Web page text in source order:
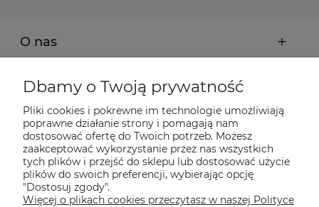
O nas
Moje konto
Płatności i dostawa
Pomoc
Informacje
Dbamy o Twoją prywatność
Pliki cookies i pokrewne im technologie umożliwiają
poprawne działanie strony i pomagają nam
dostosować ofertę do Twoich potrzeb. Możesz
zaakceptować wykorzystanie przez nas wszystkich
tych plików i przejść do sklepu lub dostosować użycie
plików do swoich preferencji, wybierając opcję
"Dostosuj zgody".
Więcej o plikach cookies przeczytasz w naszej Polityce